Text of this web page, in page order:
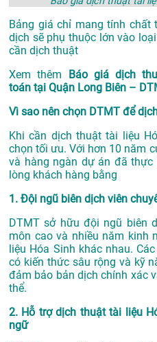
Bảng giá chỉ mang tính chất
dịch sẽ phụ thuộc lớn vào
cần dịch thuật
Xem thêm
Báo giá dịch
toán tại Quận Long Biên –
Vì sao nên chọn DTMT để
Khi cần dịch thuật tài liệu
chọn tối ưu. Với hơn 10 năm
và hàng ngàn dự án đã thực
lòng khách hàng bằng
1. Đội ngũ biên dịch viên
DTMT sở hữu đội ngũ biên
môn cao và nhiều năm kinh
liệu Hóa Sinh khác nhau.
có kiến thức sâu rộng và kỹ
đảm bảo bản dịch chính xác
thể.
2. Hỗ trợ dịch thuật tài liệu
ngữ